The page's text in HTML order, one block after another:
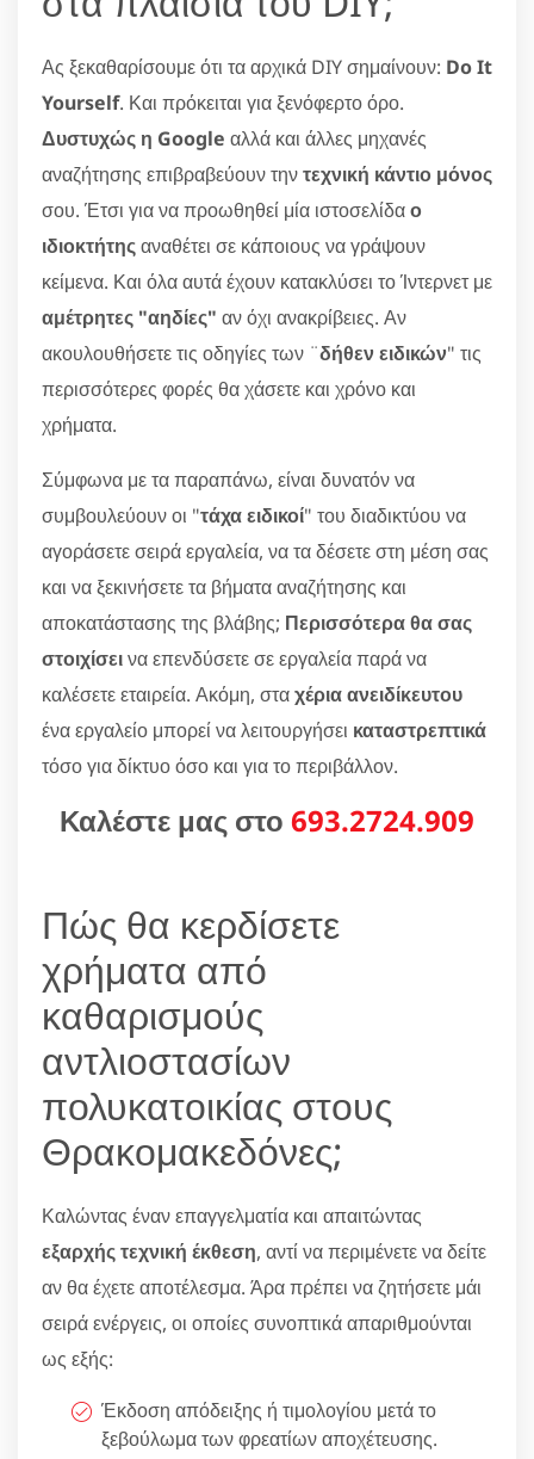
Ας ξεκαθαρίσουμε ότι τα αρχικά DIY σημαίνουν: Do It
Yourself. Και πρόκειται για ξενόφερτο όρο.
Δυστυχώς η Google αλλά και άλλες μηχανές
αναζήτησης επιβραβεύουν τηντεχνική κάντιο μόνος
σου. Έτσι για να προωθηθεί μία ιστοσελίδαο
ιδιοκτήτηςαναθέτει σε κάποιους να γράψουν
κείμενα. Και όλα αυτά έχουν κατακλύσει το Ίντερνετ με
αμέτρητες "αηδίες" αν όχι ανακρίβειες. Αν
ακουλουθήσετε τις οδηγίες των ¨δήθεν ειδικών" τις
περισσότερες φορές θα χάσετε και χρόνο και
χρήματα.
Σύμφωνα με τα παραπάνω, είναι δυνατόν να
συμβουλεύουν οι "τάχα ειδικοί" του διαδικτύου να
αγοράσετε σειρά εργαλεία, να τα δέσετε στη μέση σας
και να ξεκινήσετε τα βήματα αναζήτησης και
αποκατάστασης της βλάβης; Περισσότερα θα σας
στοιχίσεινα επενδύσετε σε εργαλεία παρά να
καλέσετε εταιρεία. Ακόμη, σταχέρια ανειδίκευτου
ένα εργαλείο μπορεί να λειτουργήσει καταστρεπτικά
τόσο για δίκτυο όσο και για το περιβάλλον.
Καλέστε μας στο 693.2724.909
Πώς θα κερδίσετε
χρήματα από
καθαρισμούς
αντλιοστασίων
πολυκατοικίας στους
Θρακομακεδόνες;
Καλώντας έναν επαγγελματία και απαιτώντας
εξαρχής τεχνική έκθεση, αντί να περιμένετε να δείτε
αν θα έχετε αποτέλεσμα. Άρα πρέπει να ζητήσετε μάι
σειρά ενέργεις, οι οποίες συνοπτικά απαριθμούνται
ως εξής:
Έκδοση απόδειξης ή τιμολογίου μετά το
ξεβούλωμα των φρεατίων αποχέτευσης.